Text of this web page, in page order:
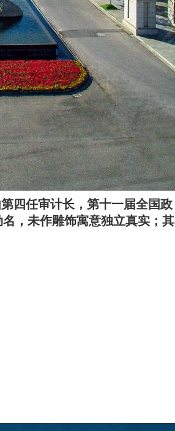
四任审计长，第十一届全国政
，未作雕饰寓意独立真实；其